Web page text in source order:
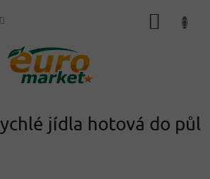
jídla hotová do půl